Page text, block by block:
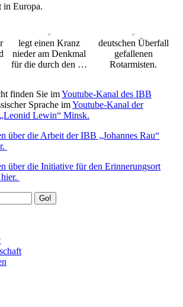
in Europa.
legt einen Kranz
nieder am Denkmal
für die durch den …
deutschen Überfall
gefallenen
Rotarmisten.
finden Sie imYoutube-Kanal des IBB
Sprache imYoutube-Kanal der
Lewin“ Minsk.
über die Arbeit der IBB „Johannes Rau“
über die Initiative für den Erinnerungsort
Go!